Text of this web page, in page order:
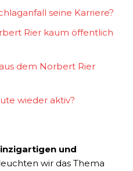
seine Karriere?
Rier kaum öffentlich
dem Norbert Rier
wieder aktiv?
und
wir das Thema